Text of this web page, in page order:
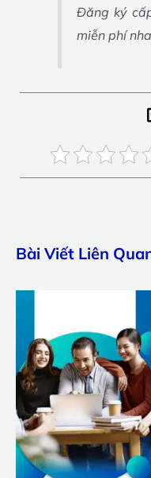
Đăng ký
miễn phí
Bài Viết Liên